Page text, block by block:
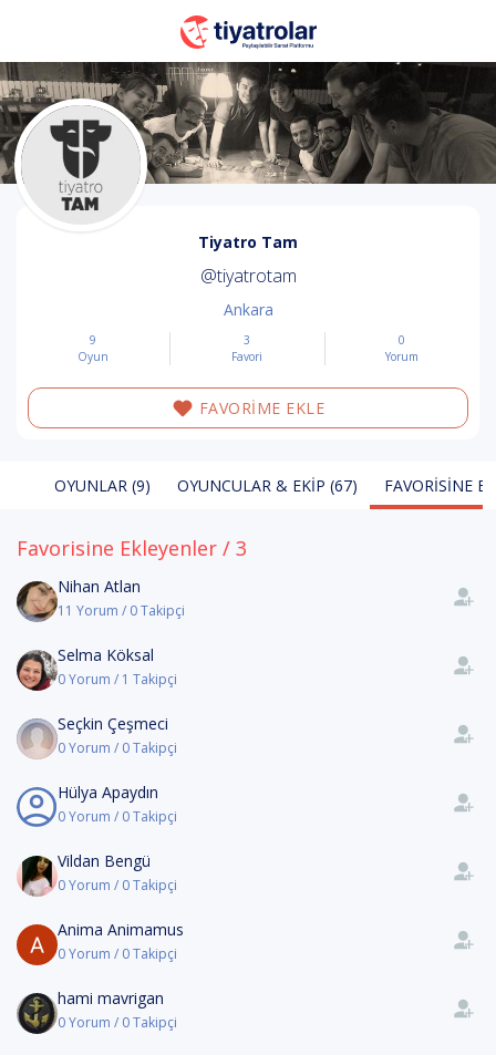
Tiyatro Tam
@tiyatrotam
Ankara
9
Oyun
3
Favori
0
Yorum
FAVORİME EKLE
OYUNLAR (9) OYUNCULAR & EKIP (67) FAVORISINE
Favorisine Ekleyenler / 3
Nihan Atlan
11 Yorum / 0 Takipçi
Selma Köksal
0 Yorum / 1 Takipçi
Seçkin Çeşmeci
0 Yorum / 0 Takipçi
Hülya Apaydın
0 Yorum / 0 Takipçi
Vildan Bengü
0 Yorum / 0 Takipçi
Anima Animamus
0 Yorum / 0 Takipçi
hami mavrigan
0 Yorum / 0 Takipçi